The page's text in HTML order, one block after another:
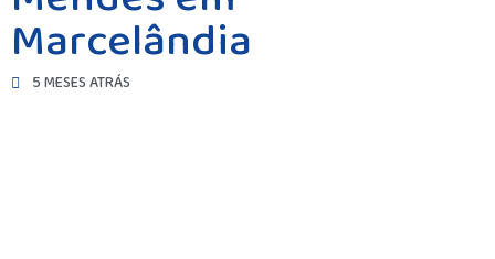
Marcelândia
5 MESES ATRÁS